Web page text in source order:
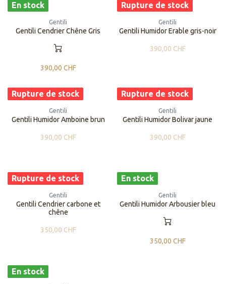
En stock
Gentili
Gentili Cendrier Chêne Gris
390,00 CHF
Rupture de stock
Gentili
​​Gentili Humidor Erable gris-noir
390,00 CHF
Rupture de stock
Gentili
​​Gentili Humidor Amboine brun
390,00 CHF
Rupture de stock
Gentili
​​Gentili Humidor Bolivar jaune
390,00 CHF
Rupture de stock
Gentili
Gentili Cendrier carbone et
chêne
350,00 CHF
En stock
Gentili
Gentili ​​Humidor Arbousier bleu
350,00 CHF
En stock